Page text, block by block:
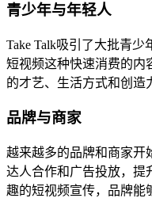
青少年与年轻人
Take Talk吸引了大批青
短视频这种快速消费的内
的才艺、生活方式和创造
品牌与商家
越来越多的品牌和商家开
达人合作和广告投放，提
趣的短视频宣传，品牌能